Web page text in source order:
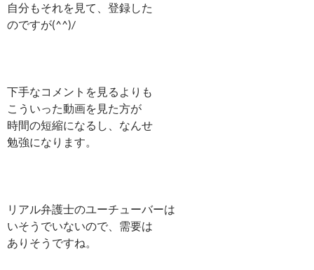
自分もそれを見て、登録した
のですが(^^)/
下手なコメントを見るよりも
こういった動画を見た方が
時間の短縮になるし、なんせ
勉強になります。
リアル弁護士のユーチューバーは
いそうでいないので、需要は
ありそうですね。